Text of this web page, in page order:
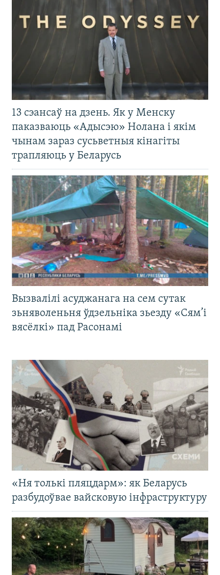
13 сэансаў на дзень. Як у Менску
паказваюць «Адысэю» Нолана і якім
чынам зараз сусьветныя кінагіты
трапляюць у Беларусь
Вызвалілі асуджанага на сем сутак
зьняволеньня ўдзельніка зьезду «Сям’і
вясёлкі» пад Расонамі
«Ня толькі пляцдарм»: як Беларусь
разбудоўвае вайсковую інфраструктуру